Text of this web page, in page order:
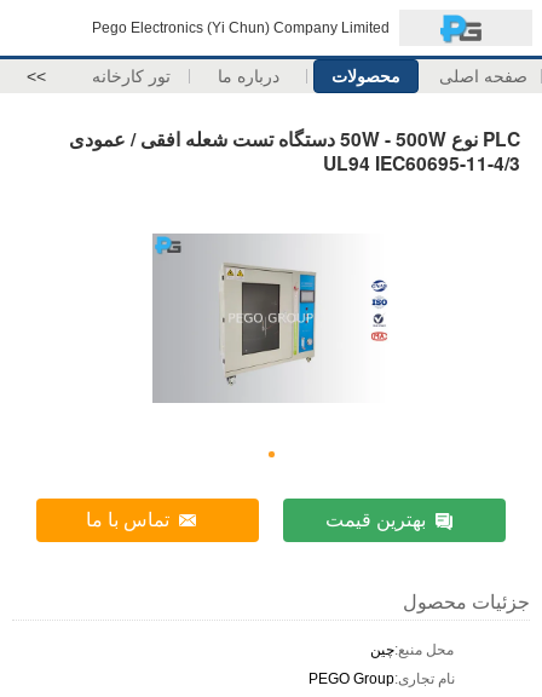
Pego Electronics (Yi Chun) Company Limited
صفحه اصلی محصولات درباره ما تور کارخانه >>
PLC نوع 50W - 500W دستگاه تست شعله افقی / عمودی
UL94 IEC60695-11-4/3
بهترین قیمت تماس با ما
جزئیات محصول
محل منبع:چین
نام تجاری:PEGO Group